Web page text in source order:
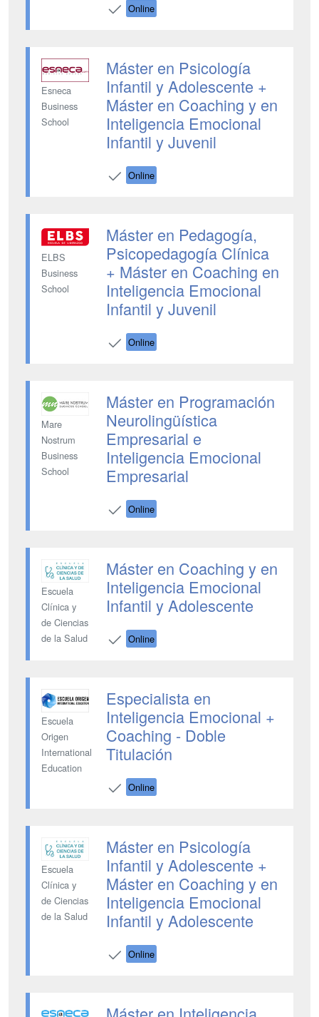
Online
Esneca
Business
School
Máster en Psicología
Infantil y Adolescente +
Máster en Coaching y en
Inteligencia Emocional
Infantil y Juvenil
Online
ELBS
Business
School
Máster en Pedagogía,
Psicopedagogía Clínica
+ Máster en Coaching en
Inteligencia Emocional
Infantil y Juvenil
Online
Mare
Nostrum
Business
School
Máster en Programación
Neurolingüística
Empresarial e
Inteligencia Emocional
Empresarial
Online
Escuela
Clínica y
de Ciencias
de la Salud
Máster en Coaching y en
Inteligencia Emocional
Infantil y Adolescente
Online
Escuela
Origen
International
Education
Especialista en
Inteligencia Emocional +
Coaching - Doble
Titulación
Online
Escuela
Clínica y
de Ciencias
de la Salud
Máster en Psicología
Infantil y Adolescente +
Máster en Coaching y en
Inteligencia Emocional
Infantil y Adolescente
Online